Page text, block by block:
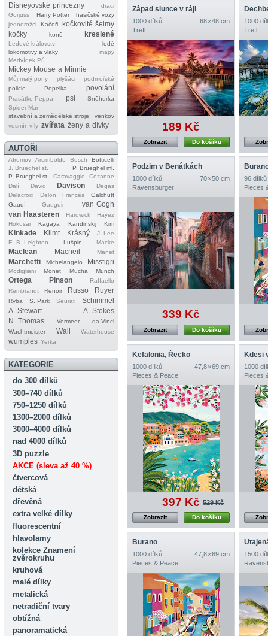
Disneyovské princezny
draci
Gorjuss
Harry Potter
hasičské vozy
jednorožci
Kačeři
kočkovité šelmy
kočky
koně kreslené
Ledové království
lodě
lokomotivy a vlaky
mapy
Medvídek Pú
Mickey Mouse a Minnie
Můj malý pony plyšáci
podmořské
policie
Popelka povolání
Prasátko Peppa psi
Sněhurka
Spider‐Man
stavební a zemědělské stroje
venkov
vesmír víly zvířata ženy a dívky
AUTOŘI
Afremov Arcimboldo Bosch
Botticelli
J. Brueghel st.
P. Brueghel ml.
P. Brueghel st.
Caravaggio
Cézanne
Dalí
David Davison
Degas
Delacroix
Delon Francés
Galchutt
Gaudí
Gauguin
van Gogh
van Haasteren
Hardwick
Hayez
Hokusai
Kagaya Kandinskij Kim
Kinkade Klimt Krásný
J. Lee
E. B. Leighton
Lušpin Macke
Maclean Macneil Manet
Marchetti Michelangelo Misstigri
Modigliani Monet Mucha Munch
Ortega Pinson
Raffaello
Rembrandt
Renoir Russo Ruyer
Ryba S. Park Seurat
Schimmel
A. Stewart
A. Stokes
N. Thomas
Vermeer
da Vinci
Wachtmeister
Wall Waterhouse
wumples Yerka
KATEGORIE
do 300 dílků
300–740 dílků
750–1250 dílků
1300–2000 dílků
3000–4000 dílků
nad 4000 dílků
3D puzzle
AKCE (sleva až 40 %)
čtvercová
dětská
dřevěná
extra velké dílky
fluorescentní
hlavolamy
kolekce Znamení
zvěrokruhu
kruhová
malé dílky
metalická
netradiční tvary
obtížná
panoramatická
Západ slunce v ráji
1000 dílků
68 × 48 cm
Trefl
189 Kč
Do košíku
Zobrazit
1000
Trefl
Podzim v Benátkách
1000 dílků
70 × 50 cm
Ravensburger
339 Kč
Do košíku
Zobrazit
96 dílků
Pieces
Kefalonia, Řecko
1000 dílků
47,8 × 69 cm
Pieces & Peace
397 Kč 529 Kč
Do košíku
Zobrazit
Kdesi
1000
Pieces
Burano
1000 dílků
47,8 × 69 cm
Pieces & Peace
1500